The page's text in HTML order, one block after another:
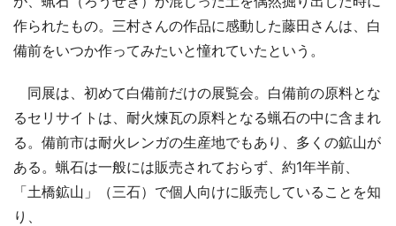
作られたもの。三村さんの作品に感動した藤田さんは、白
備前をいつか作ってみたいと憧れていたという。
同展は、初めて白備前だけの展覧会。白備前の原料とな
るセリサイトは、耐火煉瓦の原料となる蝋石の中に含まれ
る。備前市は耐火レンガの生産地でもあり、多くの鉱山が
ある。蝋石は一般には販売されておらず、約1年半前、
「土橋鉱山」（三石）で個人向けに販売していることを知
り、